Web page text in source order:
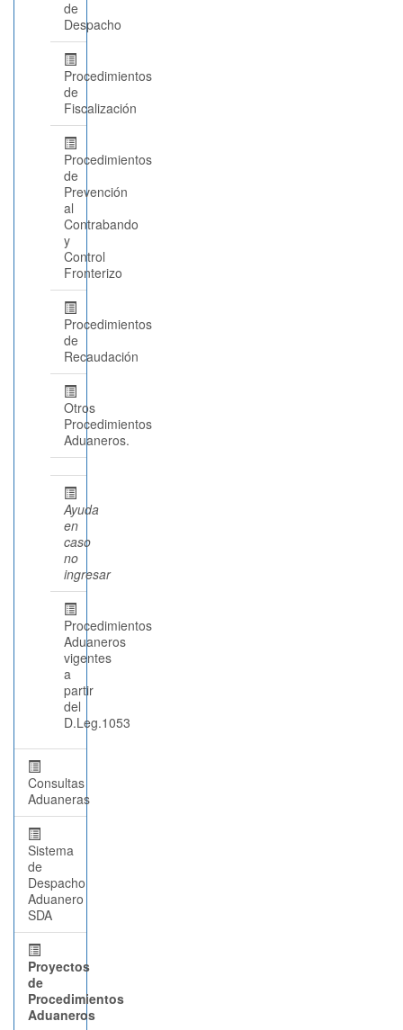
de
Despacho
Procedimientos
de
Fiscalización
Procedimientos
de
Prevención
al
Contrabando
y
Control
Fronterizo
Procedimientos
de
Recaudación
Otros
Procedimientos
Aduaneros.
Ayuda
en
caso
no
ingresar
Procedimientos
Aduaneros
vigentes
a
partir
del
D.Leg.1053
Consultas
Aduaneras
Sistema
de
Despacho
Aduanero
SDA
Proyectos
de
Procedimientos
Aduaneros